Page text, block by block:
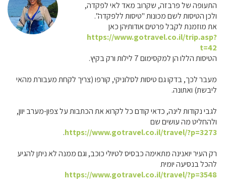
התעופה של פרבזה, שקרוב מאד לאי לפקדה,
ולכן הטיסות לשם מכונות "טיסות ללפקדה".
את מוזמנת לקבל פרטים אודותיהן כאן
https://www.gotravel.co.il/trip.asp?
t=42
הטיסות הללו הן למקסימום 7 לילות ורק בקיץ.
מעבר לכך, בדקו גם טיסות לסלוניקי, קורפו (צריך לקחת מעבורת מהאי
ליבשת) ואתונה.
לגבי נקודות לינה, כדאי קודם כל לקרוא את הכתבות על צפון-מערב יוון,
ולהחליט מה עושים שם
https://www.gotravel.co.il/travel/?p=3273
.
רק העיר יואנינה מתאימה כבסיס לטיולי כוכב, וגם ממנה לא ניתן להגיע
להכל בנסיעה יומית
https://www.gotravel.co.il/travel/?p=3548